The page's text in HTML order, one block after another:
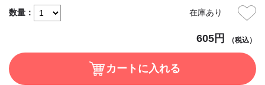
605円 （税込）
数量： 在庫あり